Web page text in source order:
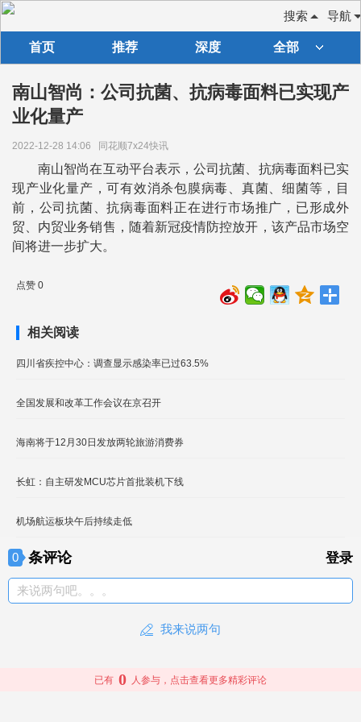
导航
搜索
首页 推荐 深度 全部
南山智尚：公司抗菌、抗病毒面料已实现产
业化量产
2022-12-28 14:06 同花顺7x24快讯
南山智尚在互动平台表示，公司抗菌、抗病毒面料已实
现产业化量产，可有效消杀包膜病毒、真菌、细菌等，目
前，公司抗菌、抗病毒面料正在进行市场推广，已形成外
贸、内贸业务销售，随着新冠疫情防控放开，该产品市场空
间将进一步扩大。
点赞 0
相关阅读
四川省疾控中心：调查显示感染率已过63.5%
全国发展和改革工作会议在京召开
海南将于12月30日发放两轮旅游消费券
长虹：自主研发MCU芯片首批装机下线
机场航运板块午后持续走低
0 条评论 登录
来说两句吧。。。
我来说两句
已有 0 人参与，点击查看更多精彩评论